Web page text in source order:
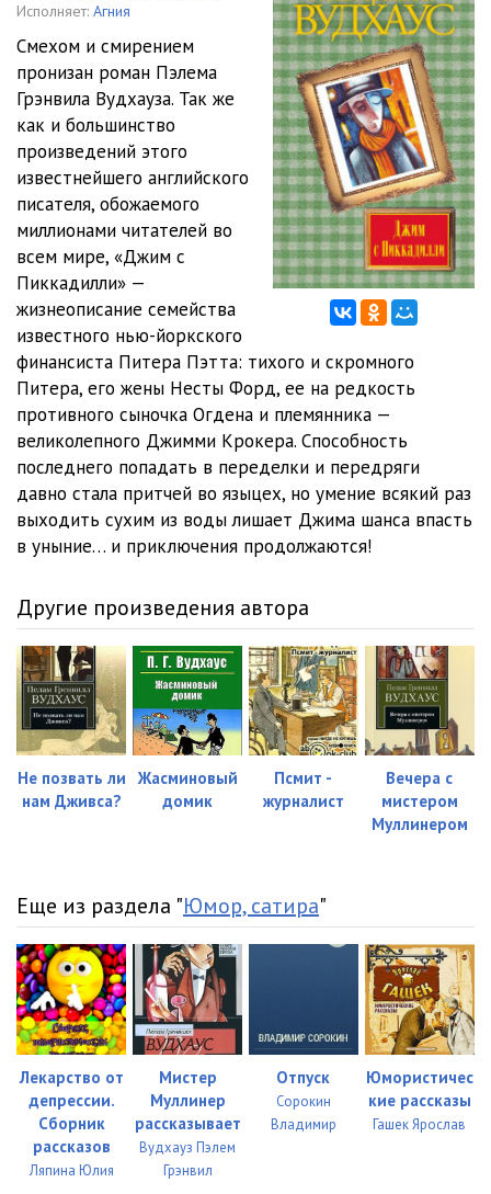
08:23
глава 3-1 14:18
глава 4 06:40
глава 5 16:09
глава 6-0 01:20
глава 6-1 15:56
глава 6-2 07:24
глава 6-3
глава 7-0
глава 7-1
глава 8-0
глава 8-1 14:13
глава 8-2
глава 9-0
глава 9-1 01:06
глава 9-2 12:10
глава 10 06:43
глава 11 16:17
15:07
глава 14-0
глава 14-1 05:35
глава 15 14:37
глава 16 12:02
глава 17-0 14:45
глава 17-1 17:33
глава 18-0
Исполняет: Агния
Смехом и смирением
пронизан роман Пэлема
Грэнвила Вудхауза. Так же
как и большинство
произведений этого
известнейшего английского
писателя, обожаемого
миллионами читателей во
всем мире, «Джим с
Пиккадилли» —
жизнеописание семейства
известного нью-йоркского
финансиста Питера Пэтта: тихого и скромного
Питера, его жены Несты Форд, ее на редкость
противного сыночка Огдена и племянника —
великолепного Джимми Крокера. Способность
последнего попадать в переделки и передряги
давно стала притчей во языцех, но умение всякий раз
выходить сухим из воды лишает Джима шанса впасть
в уныние… и приключения продолжаются!
Другие произведения автора
Не позвать ли
нам Дживса?
Жасминовый
домик
Псмит -
журналист
Вечера с
мистером
Муллинером
Еще из раздела "Юмор, сатира"
Лекарство от
депрессии.
Сборник
рассказов
Ляпина Юлия
Мистер
Муллинер
рассказывает
Вудхауз Пэлем
Грэнвил
Отпуск
Сорокин
Владимир
Юмористичес
кие рассказы
Гашек Ярослав